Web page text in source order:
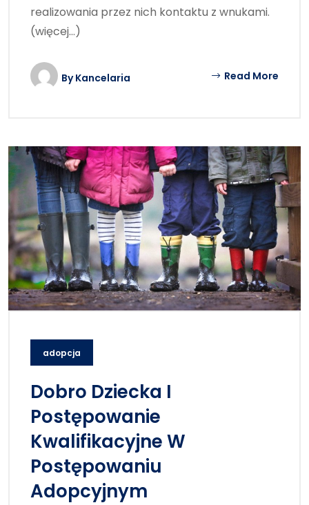
realizowania przez nich kontaktu z wnukami.
(więcej…)
ByKancelaria Read More
adopcja
Dobro Dziecka I
Postępowanie
Kwalifikacyjne W
Postępowaniu
Adopcyjnym